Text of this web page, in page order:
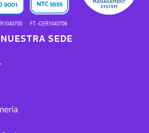
NUESTRA SEDE